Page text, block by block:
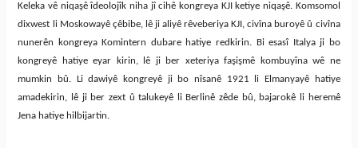
Keleka vê niqaşê îdeolojîk niha jî cihê kongreya KJI ketiye niqaşê. Komsomol
dixwest li Moskowayê çêbibe, lê ji aliyê rêveberiya KJI, civîna buroyê û civîna
nunerên kongreya Komintern dubare hatiye redkirin. Bi esasî Italya ji bo
kongreyê hatiye eyar kirin, lê ji ber xeteriya faşişmê kombuyîna wê ne
mumkin bû. Li dawiyê kongreyê ji bo nîsanê 1921 li Elmanyayê hatiye
amadekirin, lê ji ber zext û talukeyê li Berlinê zêde bû, bajarokê li heremê
Jena hatiye hilbijartin.